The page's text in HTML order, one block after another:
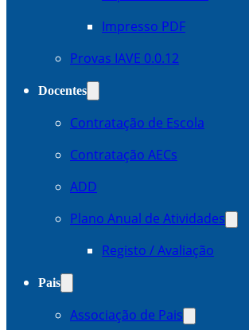
Impresso PDF
Provas IAVE 0.0.12
Docentes
Contratação de Escola
Contratação AECs
ADD
Plano Anual de Atividades
Registo / Avaliação
Pais
Associação de Pais